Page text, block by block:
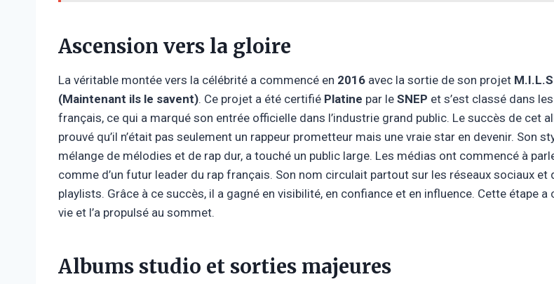
Ascension vers la gloire
La véritable montée vers la célébrité a commencé en 2016 avec la sortie de son projet M.I.L.S
(Maintenant ils le savent). Ce projet a été certifié Platine par le SNEP et s’est classé dans
français, ce qui a marqué son entrée officielle dans l’industrie grand public. Le succès de cet
prouvé qu’il n’était pas seulement un rappeur prometteur mais une vraie star en devenir. Son
mélange de mélodies et de rap dur, a touché un public large. Les médias ont commencé à
comme d’un futur leader du rap français. Son nom circulait partout sur les réseaux sociaux et
playlists. Grâce à ce succès, il a gagné en visibilité, en confiance et en influence. Cette étape a
vie et l’a propulsé au sommet.
Albums studio et sorties majeures